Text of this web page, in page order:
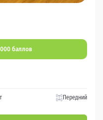
баллов
Передний